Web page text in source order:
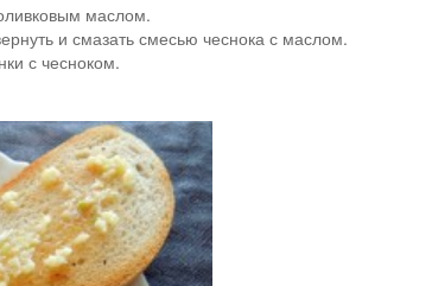
маслом.
и смазать смесью чеснока с маслом.
с чесноком.